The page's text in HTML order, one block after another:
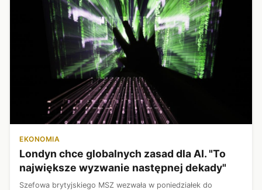
EKONOMIA
Londyn chce globalnych zasad dla AI. "To
największe wyzwanie następnej dekady"
Szefowa brytyjskiego MSZ wezwała w poniedziałek do